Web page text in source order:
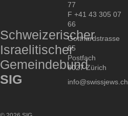
Schweizerischer
Israelitischer
Gemeindebund
SIG
77
F +41 43 305 07
66
Gotthardstrasse
65
Postfach
8027 Zürich
info@swissjews.ch